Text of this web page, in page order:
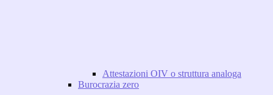
Attestazioni OIV o struttura analoga
Burocrazia zero